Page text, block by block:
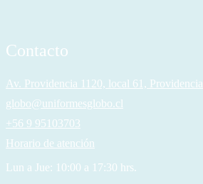
Contacto
Av. Providencia 1120, local 61, Providencia
globo@uniformesglobo.cl
+56 9 95103703
Horario de atención
Lun a Jue: 10:00 a 17:30 hrs.